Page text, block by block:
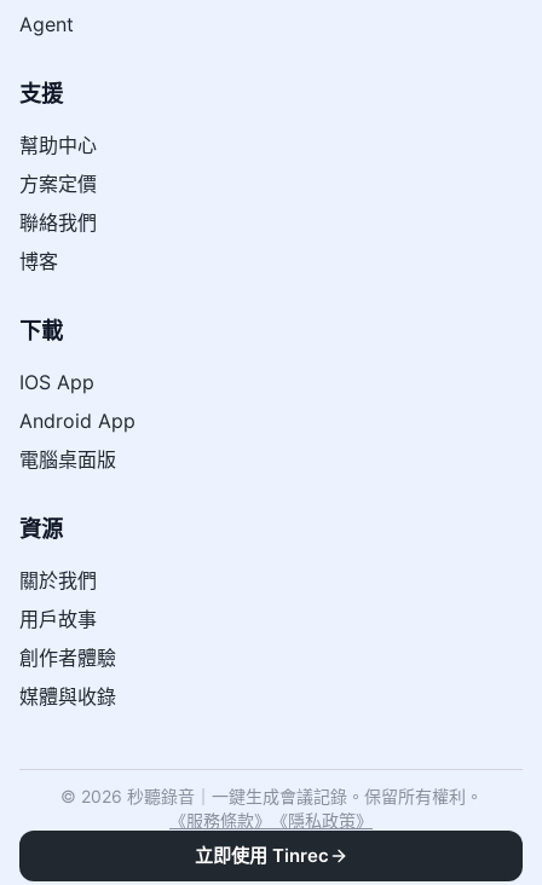
Agent
支援
幫助中心
方案定價
聯絡我們
博客
下載
IOS App
Android App
電腦桌面版
資源
關於我們
用戶故事
創作者體驗
媒體與收錄
© 2026 秒聽錄音｜一鍵生成會議記錄。保留所有權利。
《服務條款》 《隱私政策》
立即使用 Tinrec